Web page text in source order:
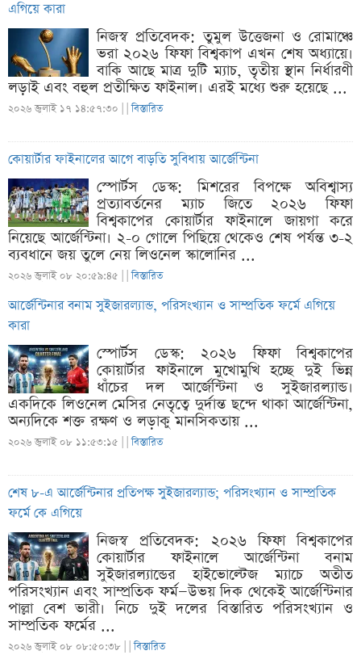
এগিয়ে কারা
নিজস্ব প্রতিবেদক: তুমুল উত্তেজনা ও রোমাঞ্চে
ভরা ২০২৬ ফিফা বিশ্বকাপ এখন শেষ অধ্যায়ে।
বাকি আছে মাত্র দুটি ম্যাচ, তৃতীয় স্থান নির্ধারণী
লড়াই এবং বহুল প্রতীক্ষিত ফাইনাল। এরই মধ্যে শুরু হয়েছে ...
২০২৬ জুলাই ১৭ ১৪:৫৭:৩০ | |বিস্তারিত
কোয়ার্টার ফাইনালের আগে বাড়তি সুবিধায় আর্জেন্টিনা
স্পোর্টস ডেস্ক: মিশরের বিপক্ষে অবিশ্বাস্য
প্রত্যাবর্তনের ম্যাচ জিতে ২০২৬ ফিফা
বিশ্বকাপের কোয়ার্টার ফাইনালে জায়গা করে
নিয়েছে আর্জেন্টিনা। ২-০ গোলে পিছিয়ে থেকেও শেষ পর্যন্ত ৩-২
ব্যবধানে জয় তুলে নেয় লিওনেল স্কালোনির ...
২০২৬ জুলাই ০৮ ২০:৫৯:৪৫ | |বিস্তারিত
আর্জেন্টিনার বনাম সুইজারল্যান্ড, পরিসংখ্যান ও সাম্প্রতিক ফর্মে এগিয়ে
কারা
স্পোর্টস ডেস্ক: ২০২৬ ফিফা বিশ্বকাপের
কোয়ার্টার ফাইনালে মুখোমুখি হচ্ছে দুই ভিন্ন
ধাঁচের দল আর্জেন্টিনা ও সুইজারল্যান্ড।
একদিকে লিওনেল মেসির নেতৃত্বে দুর্দান্ত ছন্দে থাকা আর্জেন্টিনা,
অন্যদিকে শক্ত রক্ষণ ও লড়াকু মানসিকতায় ...
২০২৬ জুলাই ০৮ ১১:৫৩:১৫ | |বিস্তারিত
শেষ ৮-এ আর্জেন্টিনার প্রতিপক্ষ সুইজারল্যান্ড; পরিসংখ্যান ও সাম্প্রতিক
ফর্মে কে এগিয়ে
নিজস্ব প্রতিবেদক: ২০২৬ ফিফা বিশ্বকাপের
কোয়ার্টার ফাইনালে আর্জেন্টিনা বনাম
সুইজারল্যান্ডের হাইভোল্টেজ ম্যাচে অতীত
পরিসংখ্যান এবং সাম্প্রতিক ফর্ম—উভয় দিক থেকেই আর্জেন্টিনার
পাল্লা বেশ ভারী। নিচে দুই দলের বিস্তারিত পরিসংখ্যান ও
সাম্প্রতিক ফর্মের ...
২০২৬ জুলাই ০৮ ০৮:৫০:৩৮ | |বিস্তারিত